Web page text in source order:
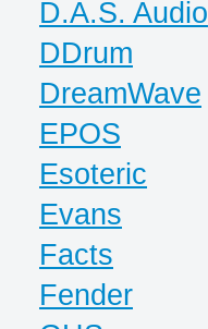
D.A.S. Audio
DDrum
DreamWave
EPOS
Esoteric
Evans
Facts
Fender